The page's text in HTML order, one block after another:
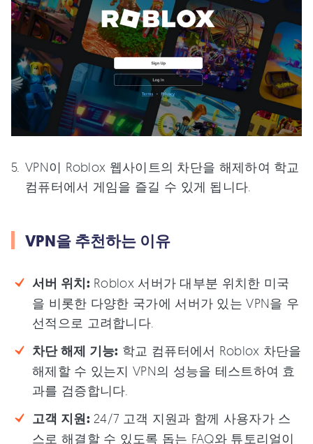
VPN이 Roblox 웹사이트의 차단을 해제하여 학교
컴퓨터에서 게임을 즐길 수 있게 됩니다.
VPN을 추천하는 이유
서버 위치: Roblox 서버가 대부분 위치한 미국
을 비롯한 다양한 국가에 서버가 있는 VPN을 우
선적으로 고려합니다.
차단 해제 기능: 학교 컴퓨터에서 Roblox 차단을
해제할 수 있는지 VPN의 성능을 테스트하여 효
과를 검증합니다.
고객 지원: 24/7 고객 지원과 함께 사용자가 스
스로 해결할 수 있도록 돕는 FAQ와 튜토리얼이